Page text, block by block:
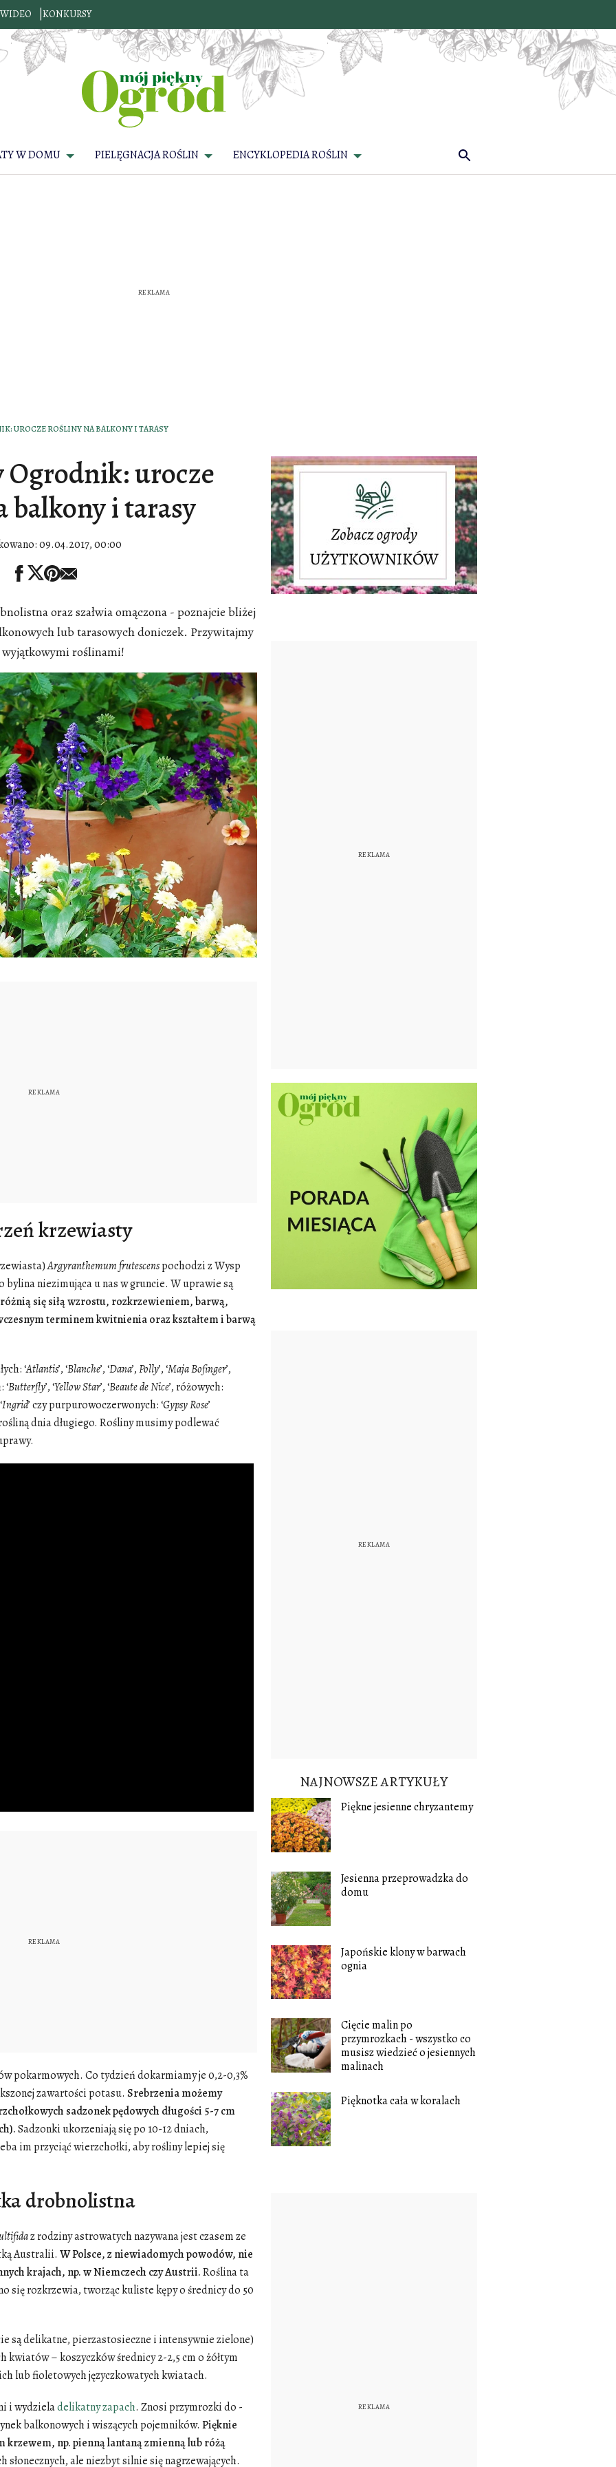
WIDEO KONKURSY
W DOMU PIELĘGNACJA ROŚLIN ENCYKLOPEDIA ROŚLIN
UROCZE ROŚLINY NA BALKONY I TARASY
Ogrodnik: urocze
balkony i tarasy
09.04.2017, 00:00
oraz szałwia omączona - poznajcie bliżej
lub tarasowych doniczek. Przywitajmy
roślinami!
krzewiasty
Argyranthemumfrutescenspochodzi z Wysp
bylina niezimująca u nas w gruncie. W uprawie są
się siłą wzrostu, rozkrzewieniem, barwą,
terminem kwitnienia oraz kształtem i barwą
‘Atlantis’, ‘Blanche’, ‘Dana’,Polly’, ‘MajaBofinger’,
‘Butterfly’, ‘YellowStar’, ‘Beaute de Nice’, różowych:
Ingrid’ czy purpurowoczerwonych: ‘GypsyRose’
dnia długiego. Rośliny musimy podlewać
pokarmowych. Co tydzień dokarmiamy je 0,2-0,3%
zawartości potasu. Srebrzenia możemy
sadzonek pędowych długości 5-7 cm
Sadzonki ukorzeniają się po 10-12 dniach,
im przyciąć wierzchołki, aby rośliny lepiej się
drobnolistna
z rodziny astrowatych nazywana jest czasem ze
Australii. W Polsce, z niewiadomych powodów, nie
krajach, np. w Niemczech czy Austrii.Roślina ta
się rozkrzewia, tworząc kuliste kępy o średnicy do 50
są delikatne, pierzastosieczne i intensywnie zielone)
– koszyczków średnicy 2-2,5 cm o żółtym
lub fioletowych języczkowatych kwiatach.
i wydzieladelikatny zapach. Znosi przymrozki do -
balkonowych i wiszących pojemników. Pięknie
krzewem, np. pienną lantaną zmienną lub różą
ale niezbyt silnie się nagrzewających.
NAJNOWSZE ARTYKUŁY
Piękne jesienne chryzantemy
Jesienna przeprowadzka do
domu
Japońskie klony w barwach
ognia
Cięcie malin po
przymrozkach - wszystko co
musisz wiedzieć o jesiennych
malinach
Pięknotka cała w koralach